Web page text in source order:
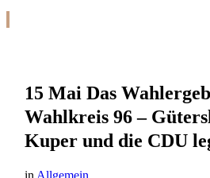
15 Mai Das
Wahlkreis 96 –
Kuper und die CDU
in Allgemein